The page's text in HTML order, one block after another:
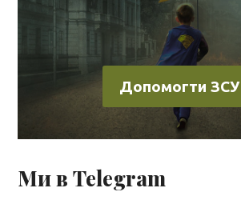
Допомогти ЗСУ
Ми в Telegram